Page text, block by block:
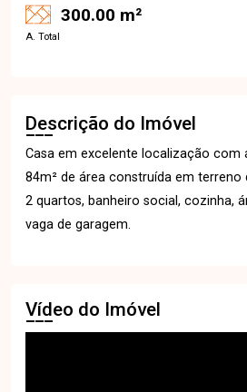
300.00 m²
A. Total
Descrição do Imóvel
Casa em excelente localização com
84m² de área construída em terreno
2 quartos, banheiro social, cozinha,
vaga de garagem.
Vídeo do Imóvel